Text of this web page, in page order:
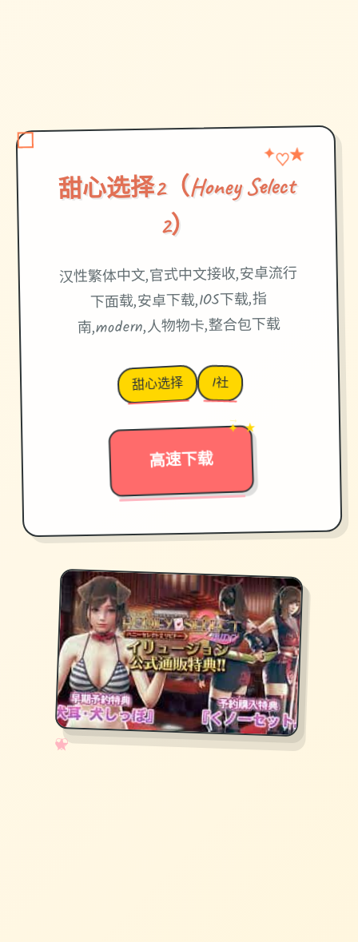
甜心选择2（Honey Select
2）
✦♡★
汉性繁体中文,官式中文接收,安卓流行
下面载,安卓下载,IOS下载,指
南,modern,人物物卡,整合包下载
甜心选择 I社
高速下载
→
✦ ★
✧
♡
★
♥